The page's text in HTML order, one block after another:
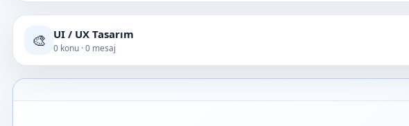
🎨 UI / UX Tasarım
0 konu · 0 mesaj